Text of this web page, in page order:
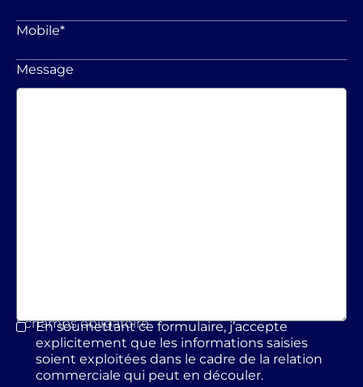
Mobile*
Message
* champs obligatoire
En soumettant ce formulaire, j’accepte
explicitement que les informations saisies
soient exploitées dans le cadre de la relation
commerciale qui peut en découler.